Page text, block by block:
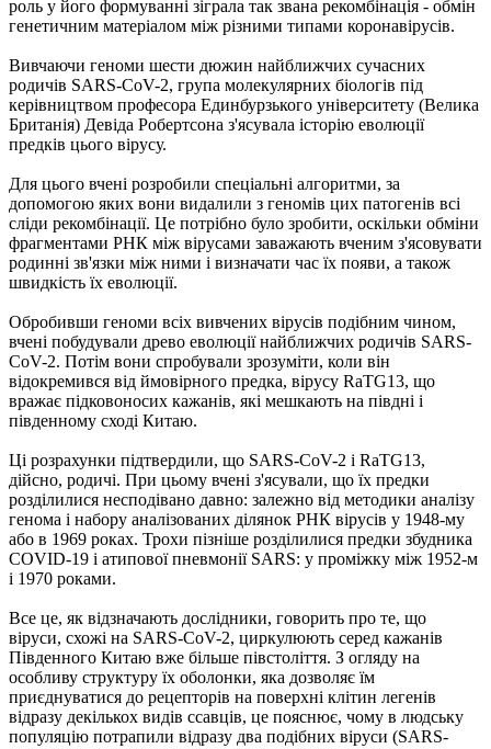
роль у його формуванні зіграла так звана рекомбінація - обмін
генетичним матеріалом між різними типами коронавірусів.
Вивчаючи геноми шести дюжин найближчих сучасних
родичів SARS-CoV-2, група молекулярних біологів під
керівництвом професора Единбурзького університету (Велика
Британія) Девіда Робертсона з'ясувала історію еволюції
предків цього вірусу.
Для цього вчені розробили спеціальні алгоритми, за
допомогою яких вони видалили з геномів цих патогенів всі
сліди рекомбінації. Це потрібно було зробити, оскільки обміни
фрагментами РНК між вірусами заважають вченим з'ясовувати
родинні зв'язки між ними і визначати час їх появи, а також
швидкість їх еволюції.
Обробивши геноми всіх вивчених вірусів подібним чином,
вчені побудували древо еволюції найближчих родичів SARS-
CoV-2. Потім вони спробували зрозуміти, коли він
відокремився від ймовірного предка, вірусу RaTG13, що
вражає підковоносих кажанів, які мешкають на півдні і
південному сході Китаю.
Ці розрахунки підтвердили, що SARS-CoV-2 і RaTG13,
дійсно, родичі. При цьому вчені з'ясували, що їх предки
розділилися несподівано давно: залежно від методики аналізу
генома і набору аналізованих ділянок РНК вірусів у 1948-му
або в 1969 роках. Трохи пізніше розділилися предки збудника
COVID-19 і атипової пневмонії SARS: у проміжку між 1952-м
і 1970 роками.
Все це, як відзначають дослідники, говорить про те, що
віруси, схожі на SARS-CoV-2, циркулюють серед кажанів
Південного Китаю вже більше півстоліття. З огляду на
особливу структуру їх оболонки, яка дозволяє їм
приєднуватися до рецепторів на поверхні клітин легенів
відразу декількох видів ссавців, це пояснює, чому в людську
популяцію потрапили відразу два подібних віруси (SARS-